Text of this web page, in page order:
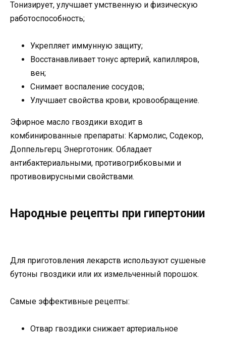
Тонизирует, улучшает умственную и физическую
работоспособность;
Укрепляет иммунную защиту;
Восстанавливает тонус артерий, капилляров,
вен;
Снимает воспаление сосудов;
Улучшает свойства крови, кровообращение.
Эфирное масло гвоздики входит в
комбинированные препараты: Кармолис, Содекор,
Доппельгерц Энерготоник. Обладает
антибактериальными, противогрибковыми и
противовирусными свойствами.
Народные рецепты при гипертонии
Для приготовления лекарств используют сушеные
бутоны гвоздики или их измельченный порошок.
Самые эффективные рецепты:
Отвар гвоздики снижает артериальное